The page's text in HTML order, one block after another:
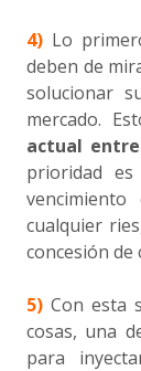
4) Lo
deben de
solucionar
mercado.
actual
prioridad
cualquier
concesión de
5)Con esta
cosas, una
para